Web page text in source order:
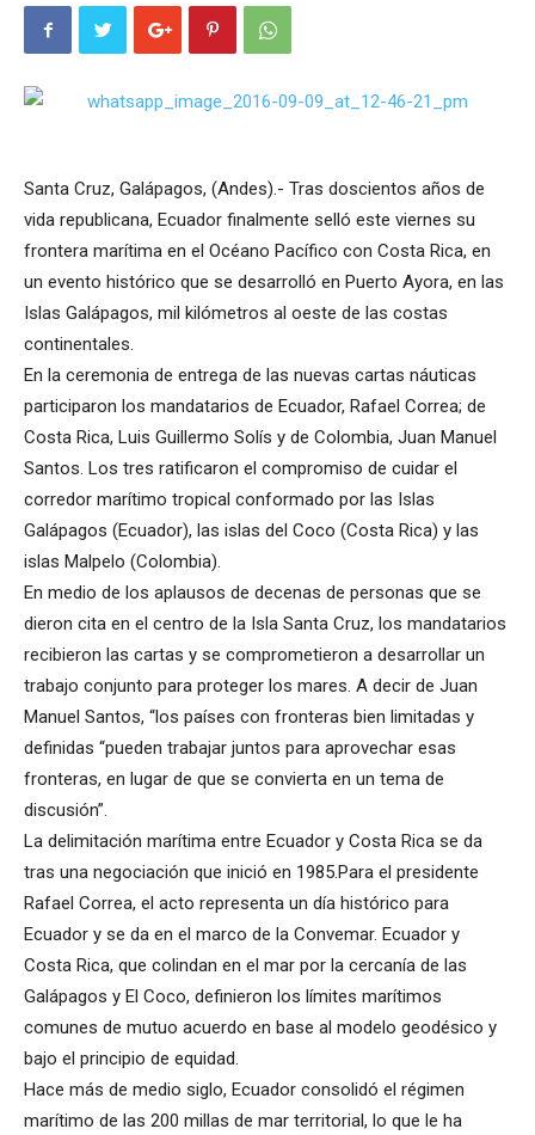
Santa Cruz, Galápagos, (Andes).- Tras doscientos años de
vida republicana, Ecuador finalmente selló este viernes su
frontera marítima en el Océano Pacífico con Costa Rica, en
un evento histórico que se desarrolló en Puerto Ayora, en las
Islas Galápagos, mil kilómetros al oeste de las costas
continentales.
En la ceremonia de entrega de las nuevas cartas náuticas
participaron los mandatarios de Ecuador, Rafael Correa; de
Costa Rica, Luis Guillermo Solís y de Colombia, Juan Manuel
Santos. Los tres ratificaron el compromiso de cuidar el
corredor marítimo tropical conformado por las Islas
Galápagos (Ecuador), las islas del Coco (Costa Rica) y las
islas Malpelo (Colombia).
En medio de los aplausos de decenas de personas que se
dieron cita en el centro de la Isla Santa Cruz, los mandatarios
recibieron las cartas y se comprometieron a desarrollar un
trabajo conjunto para proteger los mares. A decir de Juan
Manuel Santos, “los países con fronteras bien limitadas y
definidas “pueden trabajar juntos para aprovechar esas
fronteras, en lugar de que se convierta en un tema de
discusión”.
La delimitación marítima entre Ecuador y Costa Rica se da
tras una negociación que inició en 1985.Para el presidente
Rafael Correa, el acto representa un día histórico para
Ecuador y se da en el marco de la Convemar. Ecuador y
Costa Rica, que colindan en el mar por la cercanía de las
Galápagos y El Coco, definieron los límites marítimos
comunes de mutuo acuerdo en base al modelo geodésico y
bajo el principio de equidad.
Hace más de medio siglo, Ecuador consolidó el régimen
marítimo de las 200 millas de mar territorial, lo que le ha